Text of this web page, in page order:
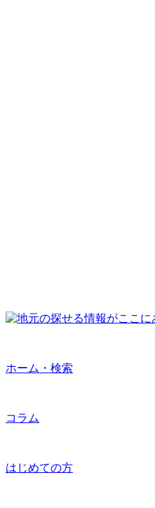
ホーム・検索
コラム
はじめての方